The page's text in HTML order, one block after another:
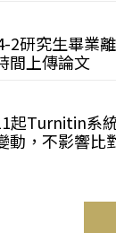
2研究生畢業
間上傳論文
起Turnitin系
動，不影響比